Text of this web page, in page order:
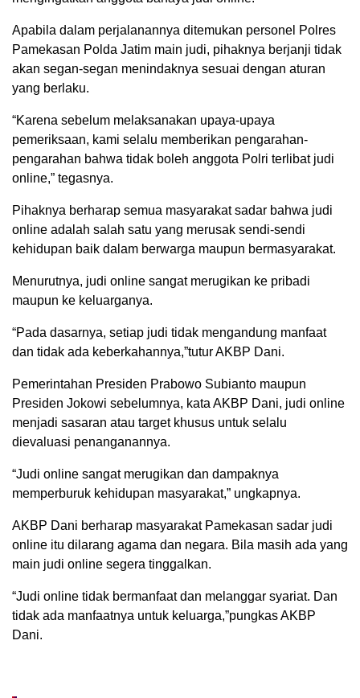
Apabila dalam perjalanannya ditemukan personel Polres
Pamekasan Polda Jatim main judi, pihaknya berjanji tidak
akan segan-segan menindaknya sesuai dengan aturan
yang berlaku.
“Karena sebelum melaksanakan upaya-upaya
pemeriksaan, kami selalu memberikan pengarahan-
pengarahan bahwa tidak boleh anggota Polri terlibat judi
online,” tegasnya.
Pihaknya berharap semua masyarakat sadar bahwa judi
online adalah salah satu yang merusak sendi-sendi
kehidupan baik dalam berwarga maupun bermasyarakat.
Menurutnya, judi online sangat merugikan ke pribadi
maupun ke keluarganya.
“Pada dasarnya, setiap judi tidak mengandung manfaat
dan tidak ada keberkahannya,”tutur AKBP Dani.
Pemerintahan Presiden Prabowo Subianto maupun
Presiden Jokowi sebelumnya, kata AKBP Dani, judi online
menjadi sasaran atau target khusus untuk selalu
dievaluasi penanganannya.
“Judi online sangat merugikan dan dampaknya
memperburuk kehidupan masyarakat,” ungkapnya.
AKBP Dani berharap masyarakat Pamekasan sadar judi
online itu dilarang agama dan negara. Bila masih ada yang
main judi online segera tinggalkan.
“Judi online tidak bermanfaat dan melanggar syariat. Dan
tidak ada manfaatnya untuk keluarga,”pungkas AKBP
Dani.